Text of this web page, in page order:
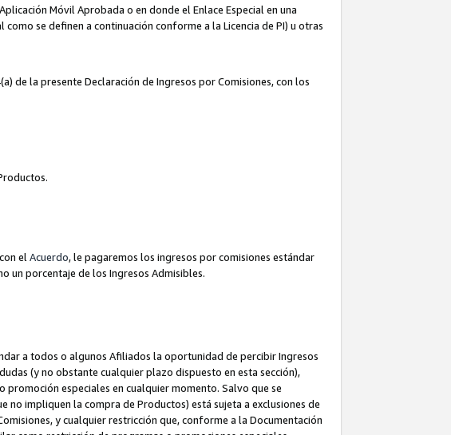
Móvil Aprobada o en donde el Enlace Especial en una
se definen a continuación conforme a la Licencia de PI) u otras
de la presente Declaración de Ingresos por Comisiones, con los
el Acuerdo, le pagaremos los ingresos por comisiones estándar
un porcentaje de los Ingresos Admisibles.
a todos o algunos Afiliados la oportunidad de percibir Ingresos
(y no obstante cualquier plazo dispuesto en esta sección),
especiales en cualquier momento. Salvo que se
impliquen la compra de Productos) está sujeta a exclusiones de
y cualquier restricción que, conforme a la Documentación